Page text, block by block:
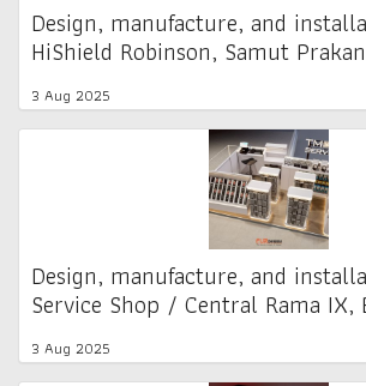
Design, manufacture, and
HiShield Robinson, Samut
3 Aug 2025
Design, manufacture, and
Service Shop / Central Rama IX,
3 Aug 2025